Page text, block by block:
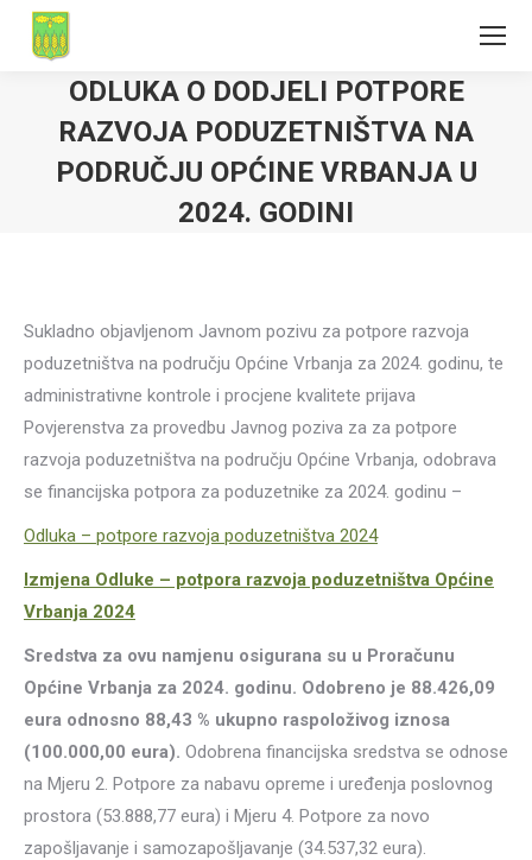
ODLUKA O DODJELI POTPORE
RAZVOJA PODUZETNIŠTVA NA
PODRUČJU OPĆINE VRBANJA U
2024. GODINI
Sukladno objavljenom Javnom pozivu za potpore razvoja
poduzetništva na području Općine Vrbanja za 2024. godinu, te
administrativne kontrole i procjene kvalitete prijava
Povjerenstva za provedbu Javnog poziva za za potpore
razvoja poduzetništva na području Općine Vrbanja, odobrava
se financijska potpora za poduzetnike za 2024. godinu –
Odluka – potpore razvoja poduzetništva 2024
Izmjena Odluke – potpora razvoja poduzetništva Općine
Vrbanja 2024
Sredstva za ovu namjenu osigurana su u Proračunu
Općine Vrbanja za 2024. godinu. Odobreno je 88.426,09
eura odnosno 88,43 % ukupno raspoloživog iznosa
(100.000,00 eura). Odobrena financijska sredstva se odnose
na Mjeru 2. Potpore za nabavu opreme i uređenja poslovnog
prostora (53.888,77 eura) i Mjeru 4. Potpore za novo
zapošljavanje i samozapošljavanje (34.537,32 eura).